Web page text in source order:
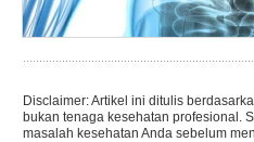
Disclaimer: Artikel ini ditulis
bukan tenaga kesehatan profesional.
masalah kesehatan Anda sebelum